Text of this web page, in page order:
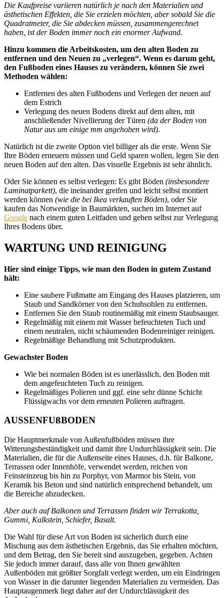
Die Kaufpreise variieren natürlich je nach den Materialien und
ästhetischen Effekten, die Sie erzielen möchten, aber sobald Sie die
Quadratmeter, die Sie abdecken müssen, zusammengerechnet
haben, ist der Boden immer noch ein enormer Aufwand.
Hinzu kommen die Arbeitskosten, um den alten Boden zu
entfernen und den Neuen zu „verlegen“. Wenn es darum geht,
den Fußboden eines Hauses zu verändern, können Sie zwei
Methoden wählen:
Entfernen des alten Fußbodens und Verlegen der neuen auf
dem Estrich
Verlegung des neuen Bodens direkt auf dem alten, mit
anschließender Nivellierung der Türen (da der Boden von
Natur aus um einige mm angehoben wird).
Natürlich ist die zweite Option viel billiger als die erste. Wenn Sie
Ihre Böden erneuern müssen und Geld sparen wollen, legen Sie den
neuen Boden auf den alten. Das visuelle Ergebnis ist sehr ähnlich.
Oder Sie können es selbst verlegen: Es gibt Böden (insbesondere
Laminatparkett), die ineinander greifen und leicht selbst montiert
werden können (wie die bei Ikea verkauften Böden), oder Sie
kaufen das Notwendige in Baumärkten, suchen im Internet auf
Google nach einem guten Leitfaden und gehen selbst zur Verlegung
Ihres Bodens über.
WARTUNG UND REINIGUNG
Hier sind einige Tipps, wie man den Boden in gutem Zustand
hält:
Eine saubere Fußmatte am Eingang des Hauses platzieren, um
Staub und Sandkörner von den Schuhsohlen zu entfernen.
Entfernen Sie den Staub routinemäßig mit einem Staubsauger.
Regelmäßig mit einem mit Wasser befeuchteten Tuch und
einem neutralen, nicht schäumenden Bodenreiniger reinigen.
Regelmäßige Behandlung mit Schutzprodukten.
Gewachster Boden
Wie bei normalen Böden ist es unerlässlich, den Boden mit
dem angefeuchteten Tuch zu reinigen.
Regelmäßiges Polieren und ggf. eine sehr dünne Schicht
Flüssigwachs vor dem erneuten Polieren auftragen.
AUSSENFUßBODEN
Die Hauptmerkmale von Außenfußböden müssen ihre
Witterungsbeständigkeit und damit ihre Undurchlässigkeit sein. Die
Materialien, die für die Außenseite eines Hauses, d.h. für Balkone,
Terrassen oder Innenhöfe, verwendet werden, reichen von
Feinsteinzeug bis hin zu Porphyr, von Marmor bis Stein, von
Keramik bis Beton und sind natürlich entsprechend behandelt, um
die Bereiche abzudecken.
Aber auch auf Balkonen und Terrassen finden wir Terrakotta,
Gummi, Kalkstein, Schiefer, Basalt.
Die Wahl für diese Art von Boden ist sicherlich durch eine
Mischung aus dem ästhetischen Ergebnis, das Sie erhalten möchten,
und dem Betrag, den Sie bereit sind auszugeben, gegeben. Achten
Sie jedoch immer darauf, dass alle von Ihnen gewählten
Außenböden mit größter Sorgfalt verlegt werden, um ein Eindringen
von Wasser in die darunter liegenden Materialien zu vermeiden. Das
Hauptaugenmerk liegt daher auf der Undurchlässigkeit des